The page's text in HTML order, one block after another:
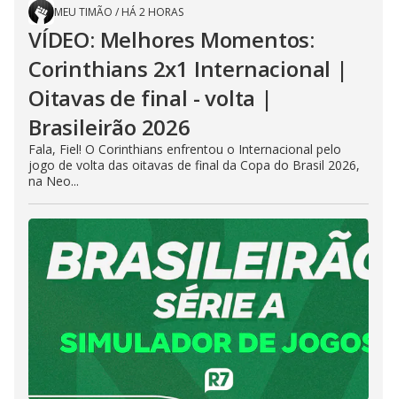
MEU TIMÃO / HÁ 2 HORAS
VÍDEO: Melhores Momentos:
Corinthians 2x1 Internacional |
Oitavas de final - volta |
Brasileirão 2026
Fala, Fiel! O Corinthians enfrentou o Internacional pelo
jogo de volta das oitavas de final da Copa do Brasil 2026,
na Neo...